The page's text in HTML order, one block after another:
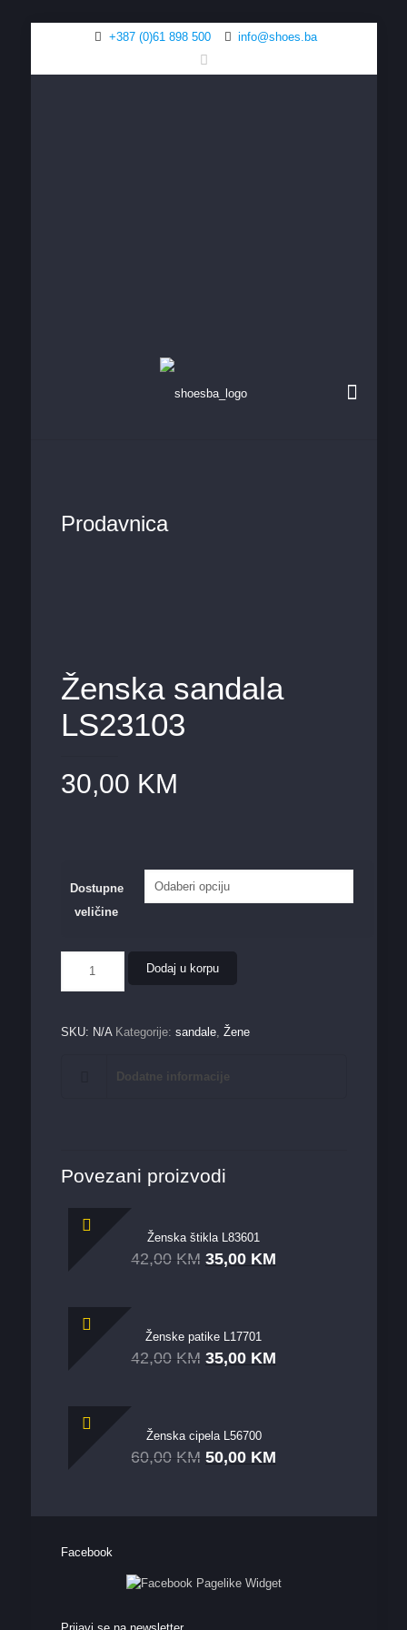
+387 (0)61 898 500 info@shoes.ba
Prodavnica
Ženska sandala
LS23103
30,00 KM
Dostupne
veličine
sandala
LS23103
Dodaj u korpu
SKU: N/A Kategorije: sandale, Žene
Dodatne informacije
Povezani proizvodi
Ženska štikla L83601
42,00 KM 35,00 KM
Ženske patike L17701
42,00 KM 35,00 KM
Ženska cipela L56700
60,00 KM 50,00 KM
Facebook